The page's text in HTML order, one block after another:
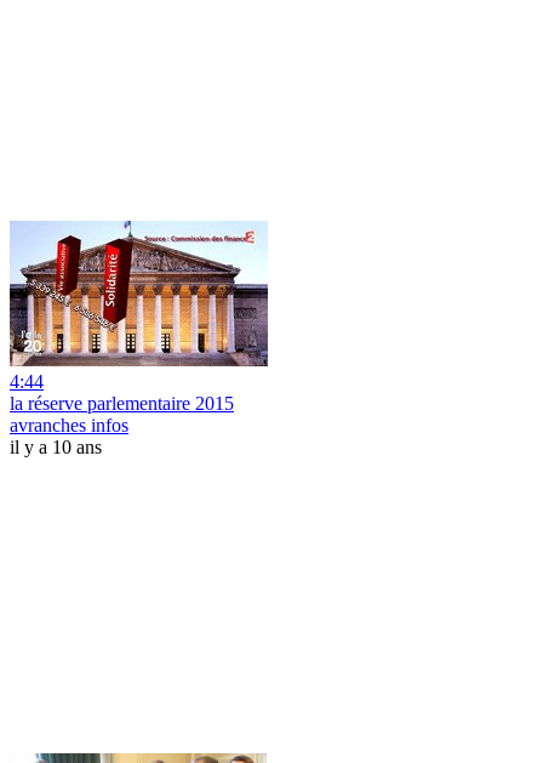
4:44
la réserve parlementaire 2015
avranches infos
il y a 10 ans